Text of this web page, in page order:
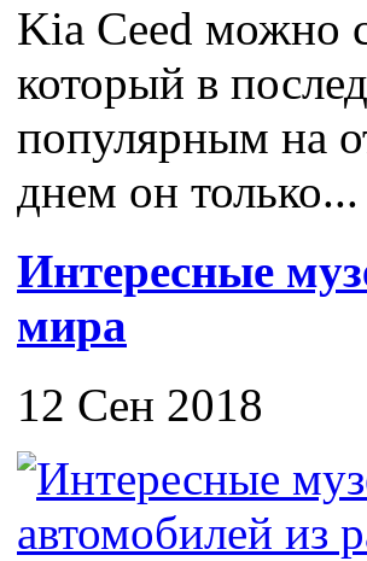
Kia Ceed можно
который в
популярным на
днем он только...
Интересные
мира
12 Сен 2018